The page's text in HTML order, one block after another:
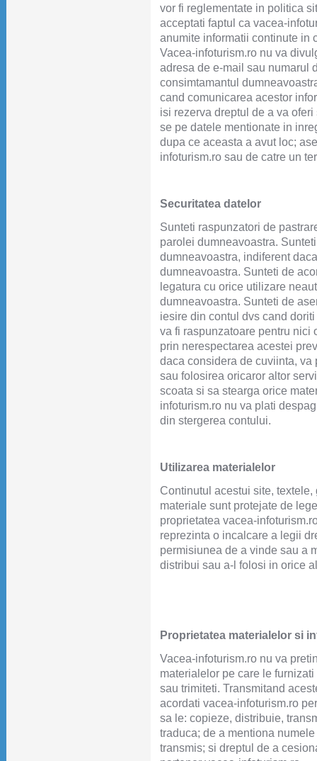
vor fi reglementate in politica
acceptati faptul ca vacea-
anumite informatii continute in
Vacea-infoturism.ro nu va
adresa de e-mail sau numarul
consimtamantul
cand comunicarea acestor
isi rezerva dreptul de a va
se pe datele mentionate in
dupa ce aceasta a avut loc;
infoturism.ro sau de catre un
Securitatea datelor
Sunteti raspunzatori de
parolei dumneavoastra.
dumneavoastra, indiferent
dumneavoastra. Sunteti de
legatura cu orice utilizare
dumneavoastra. Sunteti de
iesire din contul dvs cand
va fi raspunzatoare pentru nici
prin nerespectarea acestei
daca considera de cuviinta,
sau folosirea oricaror altor
scoata si sa stearga orice
infoturism.ro nu va plati
din stergerea contului.
Utilizarea materialelor
Continutul acestui site,
materiale sunt protejate de
proprietatea vacea-
reprezinta o incalcare a legii
permisiunea de a vinde sau a
distribui sau a-l folosi in orice
Proprietatea materialelor si
Vacea-infoturism.ro nu va
materialelor pe care le
sau trimiteti. Transmitand
acordati vacea-infoturism.ro
sa le: copieze, distribuie,
traduca; de a mentiona
transmis; si dreptul de a